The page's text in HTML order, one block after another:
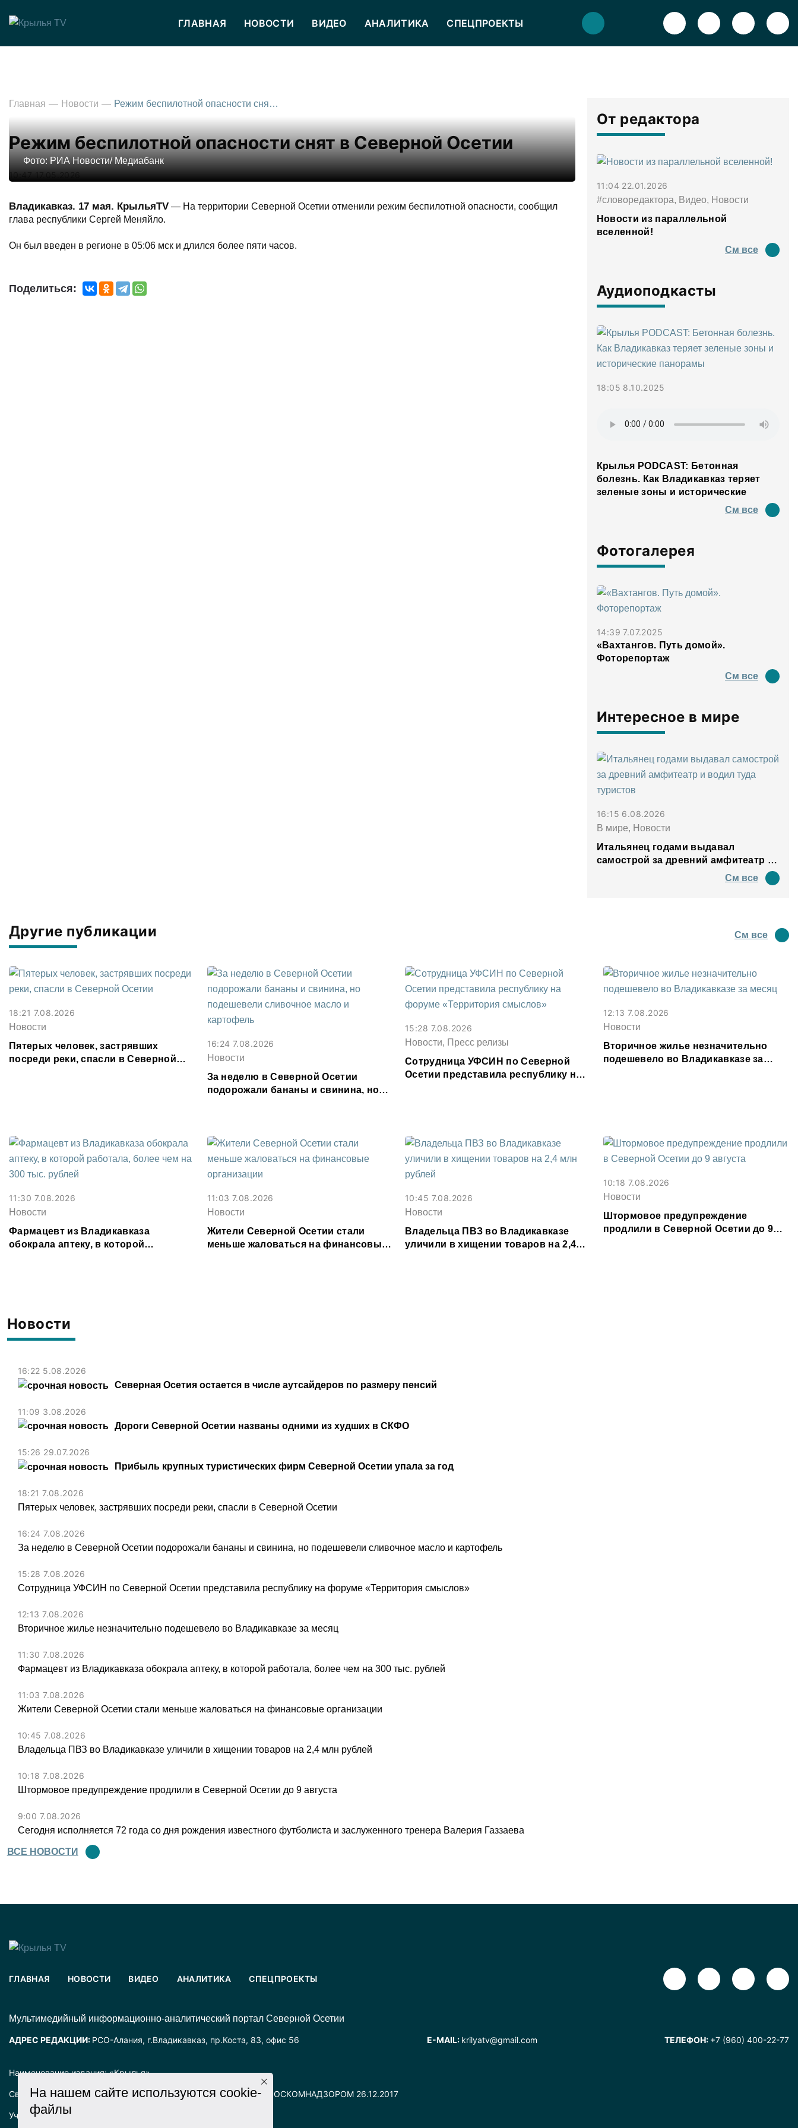
ГЛАВНАЯ НОВОСТИ ВИДЕО АНАЛИТИКА СПЕЦПРОЕКТЫ
Новости
16:22 5.08.2026
Северная Осетия остается в числе аутсайдеров по размеру пенсий
11:09 3.08.2026
Дороги Северной Осетии названы одними из худших в СКФО
15:26 29.07.2026
Прибыль крупных туристических фирм Северной Осетии упала за год
18:21 7.08.2026
Пятерых человек, застрявших посреди реки, спасли в Северной Осетии
16:24 7.08.2026
За неделю в Северной Осетии подорожали бананы и свинина, но подешевели сливочное масло и картофель
15:28 7.08.2026
Сотрудница УФСИН по Северной Осетии представила республику на форуме «Территория смыслов»
12:13 7.08.2026
Вторичное жилье незначительно подешевело во Владикавказе за месяц
11:30 7.08.2026
Фармацевт из Владикавказа обокрала аптеку, в которой работала, более чем на 300 тыс. рублей
11:03 7.08.2026
Жители Северной Осетии стали меньше жаловаться на финансовые организации
10:45 7.08.2026
Владельца ПВЗ во Владикавказе уличили в хищении товаров на 2,4 млн рублей
10:18 7.08.2026
Штормовое предупреждение продлили в Северной Осетии до 9 августа
9:00 7.08.2026
Сегодня исполняется 72 года со дня рождения известного футболиста и заслуженного тренера Валерия Газзаева
ВСЕ НОВОСТИ
Главная Новости Режим беспилотной опасности снят в Северной Осетии
Режим беспилотной опасности снят в Северной Осетии
10:47 17.05.2026
Фото: РИА Новости/ Медиабанк
Владикавказ. 17 мая. КрыльяТV — На территории Северной Осетии отменили режим беспилотной опасности, сообщил
глава республики Сергей Меняйло.
Он был введен в регионе в 05:06 мск и длился более пяти часов.
Поделиться:
От редактора
11:04 22.01.2026
#словоредактора, Видео, Новости
Новости из параллельной
вселенной!
См все
Аудиоподкасты
18:05 8.10.2025
Крылья PODCAST: Бетонная
болезнь. Как Владикавказ теряет
зеленые зоны и исторические
См все
Фотогалерея
14:39 7.07.2025
«Вахтангов. Путь домой».
Фоторепортаж
См все
Интересное в мире
16:15 6.08.2026
В мире, Новости
Итальянец годами выдавал
самострой за древний амфитеатр и
См все
Другие публикации См все
18:21 7.08.2026
Новости
Пятерых человек, застрявших
посреди реки, спасли в Северной
16:24 7.08.2026
Новости
За неделю в Северной Осетии
подорожали бананы и свинина, но
15:28 7.08.2026
Новости, Пресс релизы
Сотрудница УФСИН по Северной
Осетии представила республику на
12:13 7.08.2026
Новости
Вторичное жилье незначительно
подешевело во Владикавказе за
11:30 7.08.2026
Новости
Фармацевт из Владикавказа
обокрала аптеку, в которой
11:03 7.08.2026
Новости
Жители Северной Осетии стали
меньше жаловаться на финансовые
10:45 7.08.2026
Новости
Владельца ПВЗ во Владикавказе
уличили в хищении товаров на 2,4
10:18 7.08.2026
Новости
Штормовое предупреждение
продлили в Северной Осетии до 9
Наименование издания: «Крылья».
Свидетельство о регистрации СМИ ЭЛ № ФС77-72025 выдано РОСКОМНАДЗОРОМ 26.12.2017
Учредитель: ООО «Крылья».
ГЛАВНАЯ НОВОСТИ ВИДЕО АНАЛИТИКА СПЕЦПРОЕКТЫ
Mультимедийный информационно-аналитический портал Северной Осетии
АДРЕС РЕДАКЦИИ: РСО-Алания, г.Владикавказ, пр.Коста, 83, офис 56 E-MAIL: krilyatv@gmail.com ТЕЛЕФОН: +7 (960) 400-22-77
На нашем сайте используются cookie-
файлы